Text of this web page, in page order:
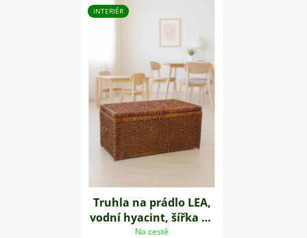
INTERIÉR
Truhla na prádlo LEA,
vodní hyacint, šířka 84
cm, hnědá
Na cestě